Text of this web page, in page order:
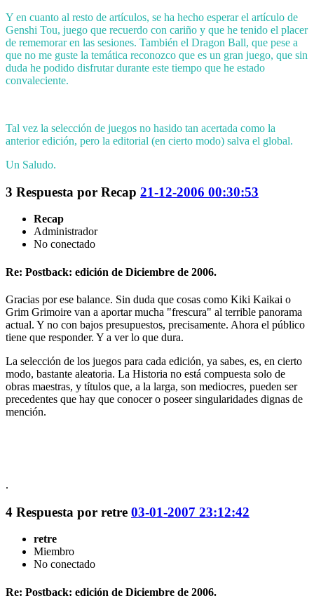
Y en cuanto al resto de artículos, se ha hecho esperar el artículo de
Genshi Tou, juego que recuerdo con cariño y que he tenido el placer
de rememorar en las sesiones. También el Dragon Ball, que pese a
que no me guste la temática reconozco que es un gran juego, que sin
duda he podido disfrutar durante este tiempo que he estado
convaleciente.
Tal vez la selección de juegos no hasido tan acertada como la
anterior edición, pero la editorial (en cierto modo) salva el global.
Un Saludo.
3 Respuesta por Recap 21-12-2006 00:30:53
Recap
Administrador
No conectado
Re: Postback: edición de Diciembre de 2006.
Gracias por ese balance. Sin duda que cosas como Kiki Kaikai o
Grim Grimoire van a aportar mucha "frescura" al terrible panorama
actual. Y no con bajos presupuestos, precisamente. Ahora el público
tiene que responder. Y a ver lo que dura.
La selección de los juegos para cada edición, ya sabes, es, en cierto
modo, bastante aleatoria. La Historia no está compuesta solo de
obras maestras, y títulos que, a la larga, son mediocres, pueden ser
precedentes que hay que conocer o poseer singularidades dignas de
mención.
.
4 Respuesta por retre 03-01-2007 23:12:42
retre
Miembro
No conectado
Re: Postback: edición de Diciembre de 2006.